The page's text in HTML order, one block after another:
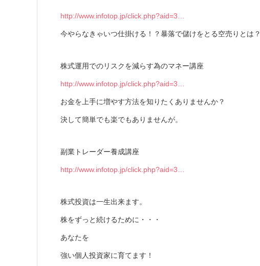
http://www.infotop.jp/click.php?aid=3…
今やらなきゃいつ仕掛ける！？暴落で儲けをとる空売りとは？
株式運用でのリスクを減らす為のマネー講座
http://www.infotop.jp/click.php?aid=3…
お金を上手に増やす方法を知りたくありませんか？
決して簡単でも楽でもありませんが。
副業トレーダー養成講座
http://www.infotop.jp/click.php?aid=3…
株式投資は一生出来ます。
株をずっと続けるために・・・
あなたを
強い個人投資家に育てます！